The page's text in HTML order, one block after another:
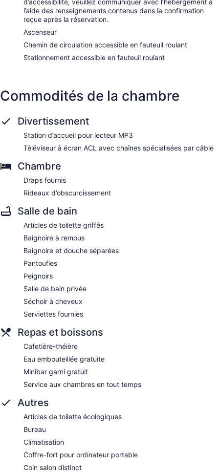
incluent des massages en profondeur, des massages aux
pierres chaudes et des massages pour sportifs. Le spa est
doté de la commodité suivante : sauna. Une variété de soins
thérapeutiques sont proposés, notamment : aromathérapie
et réflexologie.
l’aide des renseignements contenus dans la confirmation
reçue après la réservation.
Ascenseur
Chemin de circulation accessible en fauteuil roulant
Stationnement accessible en fauteuil roulant
Commodités de la chambre
Divertissement
Station d’accueil pour lecteur MP3
Téléviseur à écran ACL avec chaînes spécialisées par câble
Chambre
Draps fournis
Rideaux d’obscurcissement
Salle de bain
Articles de toilette griffés
Baignoire à remous
Baignoire et douche séparées
Pantoufles
Peignoirs
Salle de bain privée
Séchoir à cheveux
Serviettes fournies
Repas et boissons
Cafetière-théière
Eau embouteillée gratuite
Minibar garni gratuit
Service aux chambres en tout temps
Autres
Articles de toilette écologiques
Bureau
Climatisation
Coffre-fort pour ordinateur portable
Coin salon distinct